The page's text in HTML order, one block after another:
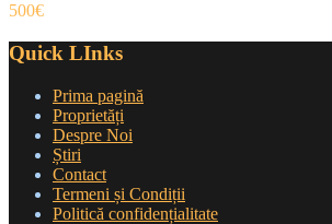
500€
Quick LInks
Prima pagină
Proprietăți
Despre Noi
Știri
Contact
Termeni și Condiții
Politică confidențialitate